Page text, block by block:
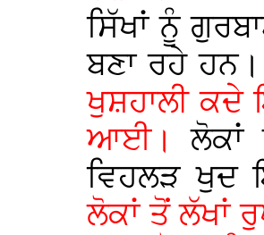
ਸਿੱਖਾਂ ਨੂੰ
ਬਣਾ ਰਹੇ
ਖੁਸ਼ਹਾਲੀ ਕਦੇ
ਆਈ।ਲੋਕਾਂ
ਵਿਹਲੜ
ਲੋਕਾਂ ਤੋਂ ਲੱਖਾਂ